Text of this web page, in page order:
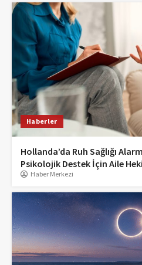
Haberler
Hollanda’da Ruh Sağlığı
Psikolojik Destek İçin Aile
Haber Merkezi